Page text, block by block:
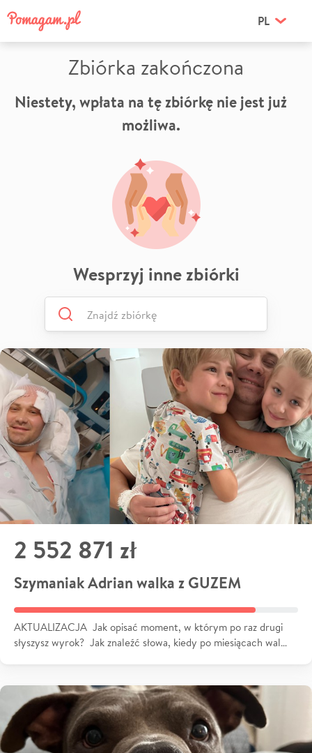
PL
Zbiórka zakończona
Niestety, wpłata na tę zbiórkę nie jest już
możliwa.
Wesprzyj inne zbiórki
2 552 871 zł
Szymaniak Adrian walka z GUZEM
AKTUALIZACJA Jak opisać moment, w którym po raz drugi
słyszysz wyrok? Jak znaleźć słowa, kiedy po miesiącach wal…